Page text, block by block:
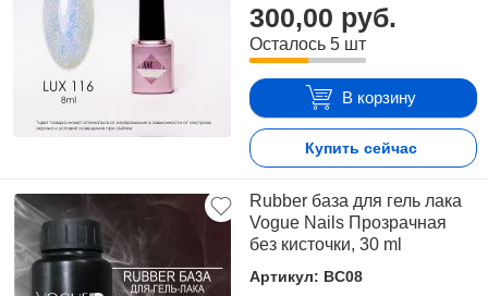
300,00 руб.
Осталось 5 шт
В корзину
Купить сейчас
Rubber база для гель лака
Vogue Nails Прозрачная
без кисточки, 30 ml
Артикул: BC08